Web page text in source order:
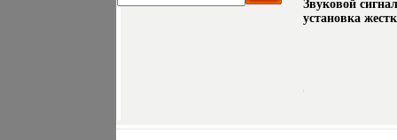
Звуковой
установка